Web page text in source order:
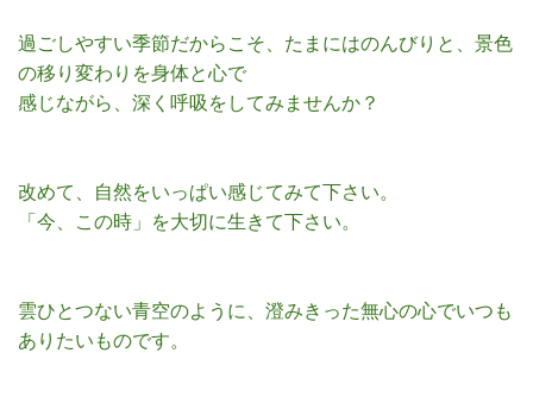
過ごしやすい季節だからこそ、たまにはのんびりと、景色
の移り変わりを身体と心で
感じながら、深く呼吸をしてみませんか？
改めて、自然をいっぱい感じてみて下さい。
「今、この時」を大切に生きて下さい。
雲ひとつない青空のように、澄みきった無心の心でいつも
ありたいものです。